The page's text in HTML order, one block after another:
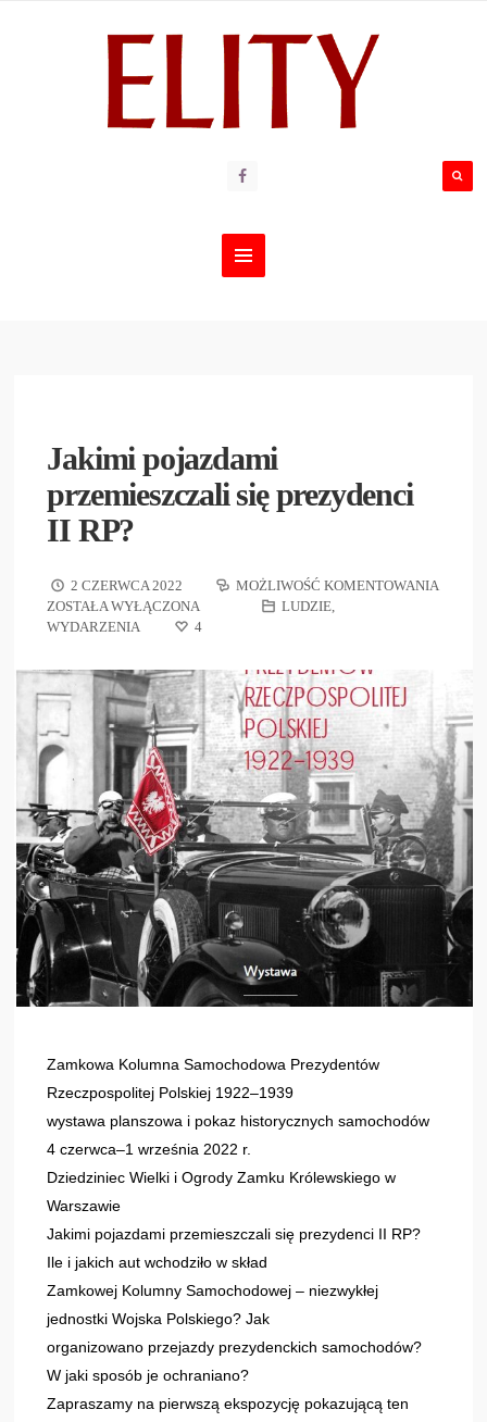
Jakimi pojazdami
przemieszczali się prezydenci
II RP?
2 CZERWCA 2022
MOŻLIWOŚĆ KOMENTOWANIA
ZOSTAŁA WYŁĄCZONA
LUDZIE,
WYDARZENIA
4
Zamkowa Kolumna Samochodowa Prezydentów
Rzeczpospolitej Polskiej 1922–1939
wystawa planszowa i pokaz historycznych samochodów
4 czerwca–1 września 2022 r.
Dziedziniec Wielki i Ogrody Zamku Królewskiego w
Warszawie
Jakimi pojazdami przemieszczali się prezydenci II RP?
Ile i jakich aut wchodziło w skład
Zamkowej Kolumny Samochodowej – niezwykłej
jednostki Wojska Polskiego? Jak
organizowano przejazdy prezydenckich samochodów?
W jaki sposób je ochraniano?
Zapraszamy na pierwszą ekspozycję pokazującą ten